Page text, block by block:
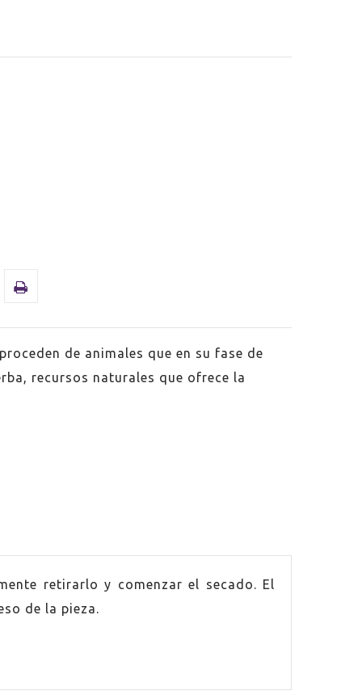
de animales que en su fase de
recursos naturales que ofrece la
retirarlo y comenzar el secado. El
de la pieza.